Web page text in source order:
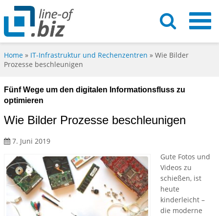
Home » IT-Infrastruktur und Rechenzentren » Wie Bilder
Prozesse beschleunigen
Fünf Wege um den digitalen Informationsfluss zu
optimieren
Wie Bilder Prozesse beschleunigen
7. Juni 2019
Gute Fotos und
Videos zu
schießen, ist
heute
kinderleicht –
die moderne